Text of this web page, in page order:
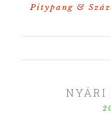
Pitypang &
NYÁRI